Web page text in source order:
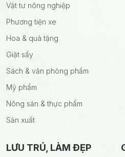
Vật tư nông nghiệp
Phương tiện xe
Hoa & quà tặng
Giặt sấy
Sách & văn phòng phẩm
Mỹ phẩm
Nông sản & thực phẩm
Sản xuất
LƯU TRÚ, LÀM ĐẸP